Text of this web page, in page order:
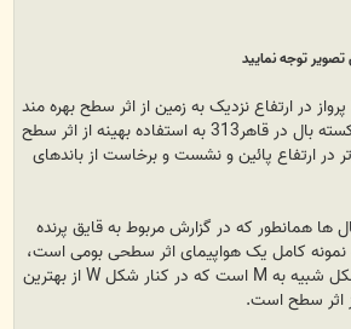
در ارتفاع نزدیک به زمین از اثر سطح بهره مند
می شوند اما شکل شکسته بال در قاهر313 به استفاده بهینه از اثر سطح
در ارتفاع پائین و نشست و برخاست از باندهای
همانطور که در گزارش مربوط به قایق پرنده
که نمونه کامل یک هواپیمای اثر سطحی بومی است،
در نمای روبرو دارای شکل شبیه به M است که در کنار شکل W از بهترین
اثر سطح است.